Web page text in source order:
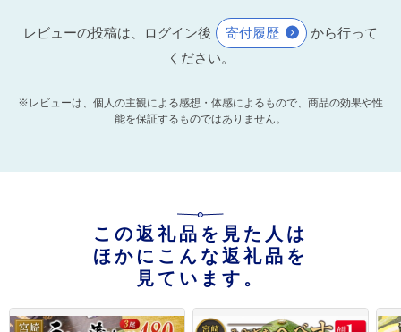
レビューの投稿は、ログイン後 寄付履歴
から行って
ください。
※レビューは、個人の主観による感想・体感によるもので、商品の効果や性
能を保証するものではありません。
この返礼品を見た人は
ほかにこんな返礼品を
見ています。